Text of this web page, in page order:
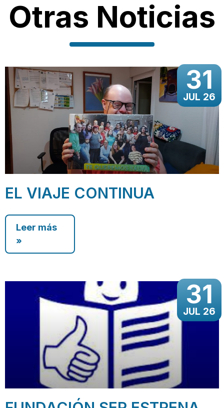
Otras Noticias
31
JUL 26
EL VIAJE CONTINUA
Leer más
»
31
JUL 26